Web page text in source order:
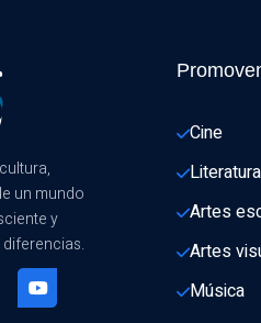
un mundo
y
Cine
Literatura
Artes
Artes
Música